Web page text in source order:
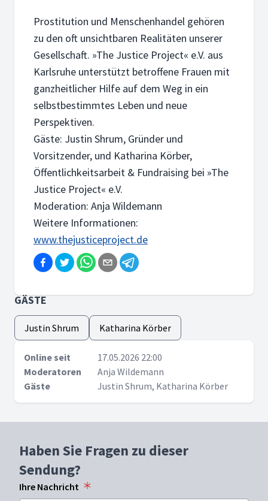
Prostitution und Menschenhandel gehören
zu den oft unsichtbaren Realitäten unserer
Gesellschaft. »The Justice Project« e.V. aus
Karlsruhe unterstützt betroffene Frauen mit
ganzheitlicher Hilfe auf dem Weg in ein
selbstbestimmtes Leben und neue
Perspektiven.
Gäste: Justin Shrum, Gründer und
Vorsitzender, und Katharina Körber,
Öffentlichkeitsarbeit & Fundraising bei »The
Justice Project« e.V.
Moderation: Anja Wildemann
Weitere Informationen:
www.thejusticeproject.de
GÄSTE
Justin Shrum Katharina Körber
Online seit
17.05.2026 22:00
Moderatoren
Anja Wildemann
Gäste
Justin Shrum, Katharina Körber
Haben Sie Fragen zu dieser
Sendung?
Ihre Nachricht